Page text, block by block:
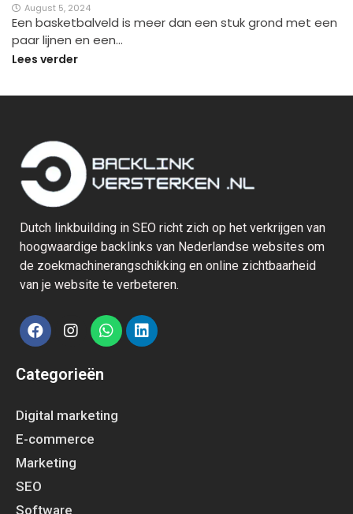
August 5, 2024
Een basketbalveld is meer dan een stuk grond met een
paar lijnen en een…
Lees verder
Dutch linkbuilding in SEO richt zich op het verkrijgen van
hoogwaardige backlinks van Nederlandse websites om
de zoekmachinerangschikking en online zichtbaarheid
van je website te verbeteren.
Categorieën
Digital marketing
E-commerce
Marketing
SEO
Software